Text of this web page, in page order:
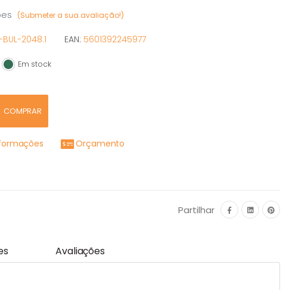
(Submeter a sua avaliação!)
BUL-2048.1 EAN: 5601392245977
Em stock
Em stock
COMPRAR
Orçamento
Partilhar
Avaliações